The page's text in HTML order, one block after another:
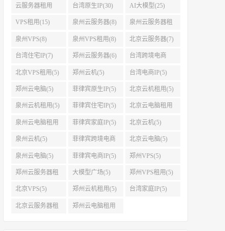
云服务器租用
(37)
台湾原生IP(30) AI大模型(25)
VPS租用(15) 泉州云服务器(8) 泉州云服务器租
用(8)
泉州VPS(8) 泉州VPS租用(8) 北京云服务器(7)
台湾住宅IP(7) 郑州云服务器(6) 台湾跨境电商
IP(5)
北京VPS租用(5) 郑州云机(5) 台湾电商IP(5)
郑州云电脑(5) 菲律宾原生IP(5) 北京云机租用(5)
泉州云机租用(5) 菲律宾住宅IP(5) 北京云电脑租用
(5)
泉州云电脑租用
(5)
菲律宾家庭IP(5) 北京云机(5)
泉州云机(5) 菲律宾跨境电商
IP(5)
北京云电脑(5)
泉州云电脑(5) 菲律宾电商IP(5) 郑州VPS(5)
郑州云服务器租
用(5)
大模型广场(5) 郑州VPS租用(5)
北京VPS(5) 郑州云机租用(5) 台湾家庭IP(5)
北京云服务器租 郑州云电脑租用